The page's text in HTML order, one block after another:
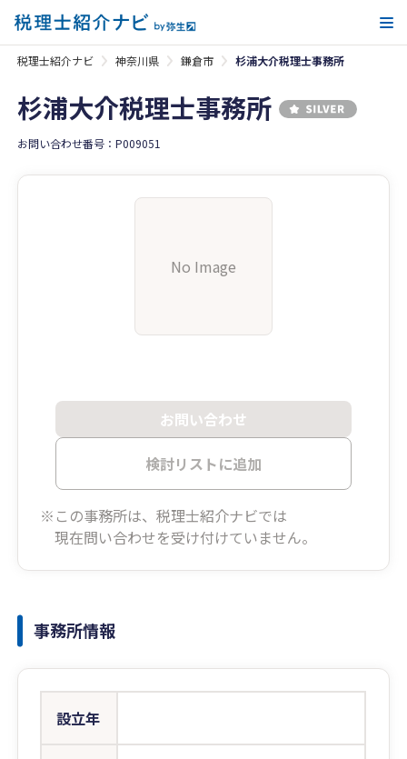
税理士紹介ナビ 神奈川県 鎌倉市 杉浦大介税理士事務所
杉浦大介税理士事務所
お問い合わせ番号：P009051
No Image
お問い合わせ
検討リストに追加
※この事務所は、税理士紹介ナビでは
現在問い合わせを受け付けていません。
事務所情報
設立年